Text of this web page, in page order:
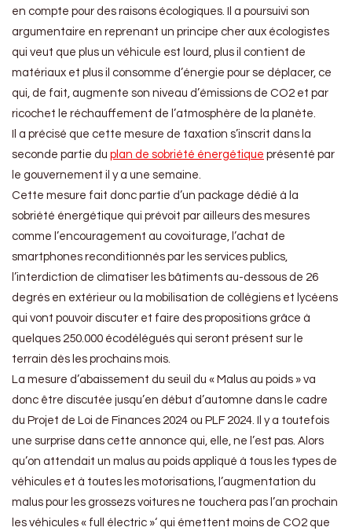
en compte pour des raisons écologiques. Il a poursuivi son
argumentaire en reprenant un principe cher aux écologistes
qui veut que plus un véhicule est lourd, plus il contient de
matériaux et plus il consomme d’énergie pour se déplacer, ce
qui, de fait, augmente son niveau d’émissions de CO2 et par
ricochet le réchauffement de l’atmosphère de la planète.
Il a précisé que cette mesure de taxation s’inscrit dans la
seconde partie du plan de sobriété énergétique présenté par
le gouvernement il y a une semaine.
Cette mesure fait donc partie d’un package dédié à la
sobriété énergétique qui prévoit par ailleurs des mesures
comme l’encouragement au covoiturage, l’achat de
smartphones reconditionnés par les services publics,
l’interdiction de climatiser les bâtiments au-dessous de 26
degrés en extérieur ou la mobilisation de collégiens et lycéens
qui vont pouvoir discuter et faire des propositions grâce à
quelques 250.000 écodélégués qui seront présent sur le
terrain dès les prochains mois.
La mesure d’abaissement du seuil du « Malus au poids » va
donc être discutée jusqu’en début d’automne dans le cadre
du Projet de Loi de Finances 2024 ou PLF 2024. Il y a toutefois
une surprise dans cette annonce qui, elle, ne l’est pas. Alors
qu’on attendait un malus au poids appliqué à tous les types de
véhicules et à toutes les motorisations, l’augmentation du
malus pour les grossezs voitures ne touchera pas l’an prochain
les véhicules « full électric »‘ qui émettent moins de CO2 que